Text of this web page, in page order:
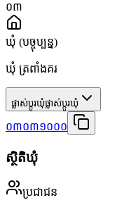
០៣
ឃុំ (បច្ចុប្បន្ន)
ឃុំ ត្រពាំងគរ
ផ្លាស់ប្តូរឃុំផ្លាស់ប្តូរឃុំ
០៣០៣១០០០
ស្ថិតិឃុំ
ប្រជាជន